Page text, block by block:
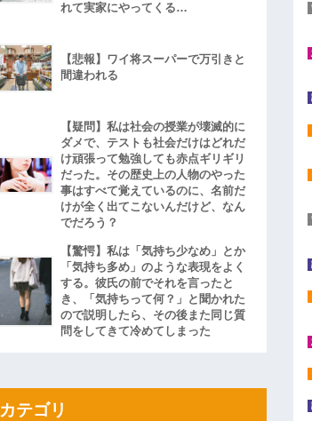
れて実家にやってくる…
【悲報】ワイ将スーパーで万引きと
間違われる
【疑問】私は社会の授業が壊滅的に
ダメで、テストも社会だけはどれだ
け頑張って勉強しても赤点ギリギリ
だった。その歴史上の人物のやった
事はすべて覚えているのに、名前だ
けが全く出てこないんだけど、なん
でだろう？
【驚愕】私は「気持ち少なめ」とか
「気持ち多め」のような表現をよく
する。彼氏の前でそれを言ったと
き、「気持ちって何？」と聞かれた
ので説明したら、その後また同じ質
問をしてきて冷めてしまった
カテゴリ